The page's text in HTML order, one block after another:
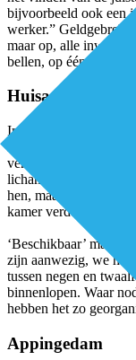
bijvoorbeeld ook een
werker.” Geldgebrek,
maar op, alle
bellen, op één plek
Huisartsen
In het
regio die zich sinds
verenigd hebben in
lichamelijke klachten
hen, maar bij sociale
kamer verder
‘Beschikbaar’ mag je
zijn aanwezig, we
tussen negen en
binnenlopen. Waar
hebben het zo
Appingedam